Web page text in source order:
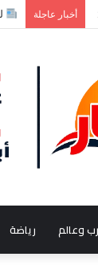
أخبار عاجلة
وعالم رياضة